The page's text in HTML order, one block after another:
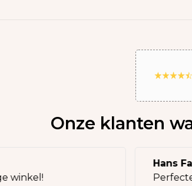
Onze klanten
winkel!
Hans